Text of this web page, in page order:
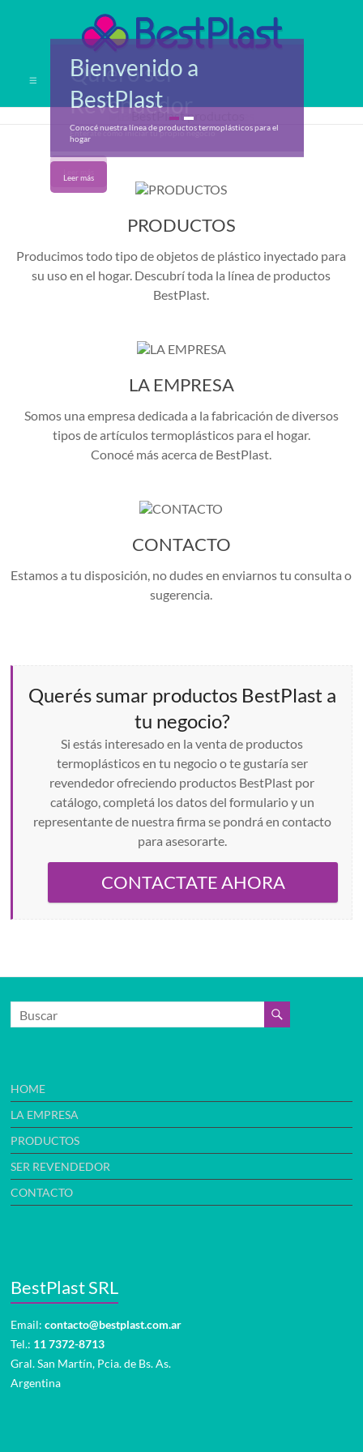
contenido
BestPlast
Productos
MenúBienvenido a
BestPlast
Conocé nuestra línea de productos termoplásticos para el
hogar
Leer más
Quiero ser
Revendedor
Enterate cómo iniciar tu propio negocio
PRODUCTOS
Producimos todo tipo de objetos de plástico inyectado para
su uso en el hogar. Descubrí toda la línea de productos
BestPlast.
LA EMPRESA
Somos una empresa dedicada a la fabricación de diversos
tipos de artículos termoplásticos para el hogar.
Conocé más acerca de BestPlast.
CONTACTO
Estamos a tu disposición, no dudes en enviarnos tu consulta o
sugerencia.
Querés sumar productos BestPlast a
tu negocio?
Si estás interesado en la venta de productos
termoplásticos en tu negocio o te gustaría ser
revendedor ofreciendo productos BestPlast por
catálogo, completá los datos del formulario y un
representante de nuestra firma se pondrá en contacto
para asesorarte.
CONTACTATE AHORA
HOME
LA EMPRESA
PRODUCTOS
SER REVENDEDOR
CONTACTO
BestPlast SRL
Email:contacto@bestplast.com.ar
Tel.: 11 7372-8713
Gral. San Martín, Pcia. de Bs. As.
Argentina